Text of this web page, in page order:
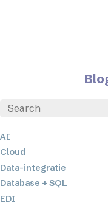
AI
Cloud
Data-integratie
Database + SQL
EDI